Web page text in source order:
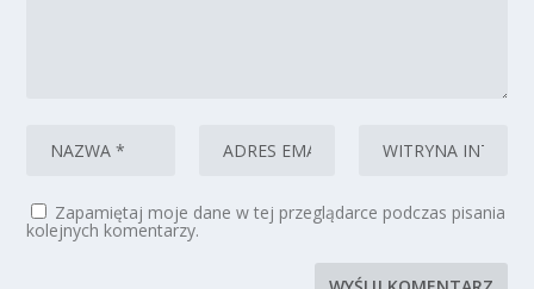
Zapamiętaj moje dane w tej przeglądarce podczas pisania
kolejnych komentarzy.